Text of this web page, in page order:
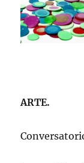
ARTE.